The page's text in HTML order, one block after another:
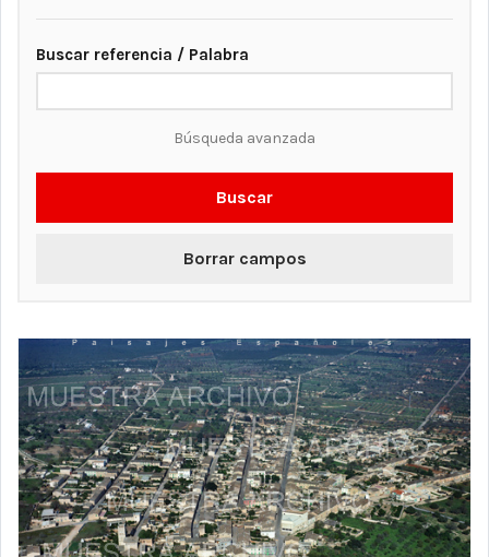
Buscar referencia / Palabra
Búsqueda avanzada
Buscar
Borrar campos